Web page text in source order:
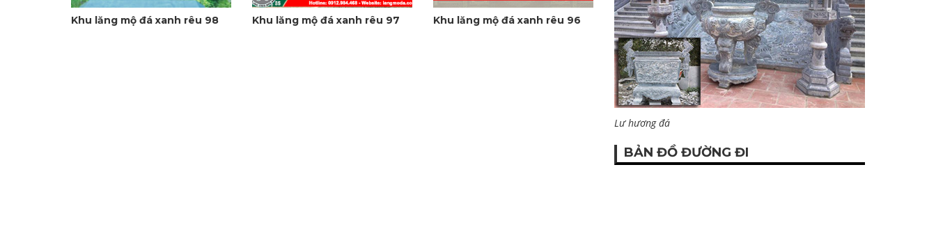
Khu lăng mộ đá xanh rêu 98 Khu lăng mộ đá xanh rêu 97 Khu lăng mộ đá xanh rêu 96
Lư hương đá
BẢN ĐỒ ĐƯỜNG ĐI